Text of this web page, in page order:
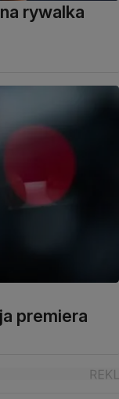
rywalka
premiera